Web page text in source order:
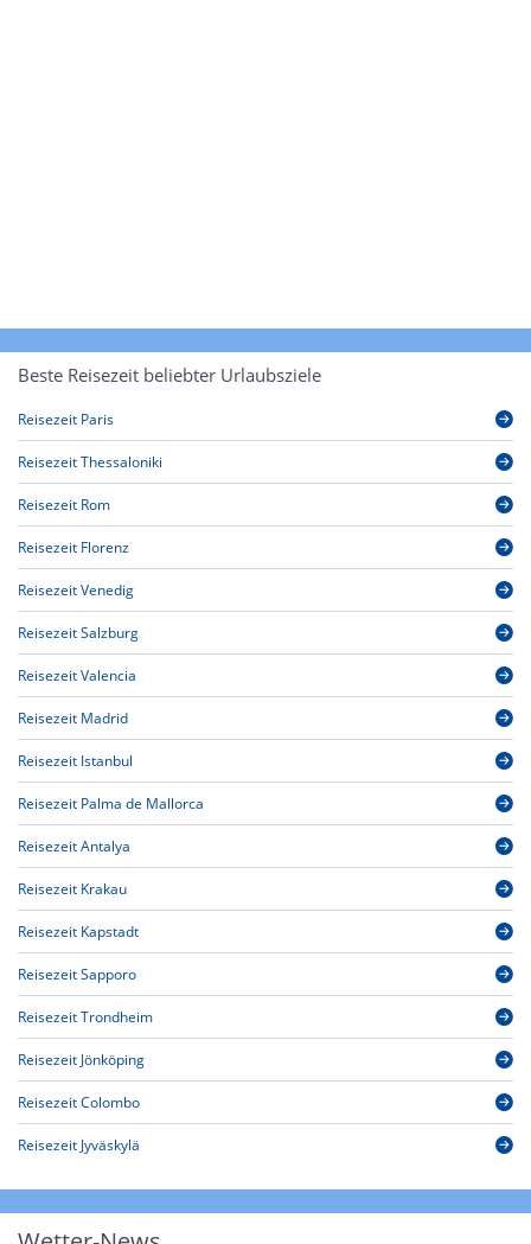
Beste Reisezeit beliebter Urlaubsziele
Reisezeit Paris
Reisezeit Thessaloniki
Reisezeit Rom
Reisezeit Florenz
Reisezeit Venedig
Reisezeit Salzburg
Reisezeit Valencia
Reisezeit Madrid
Reisezeit Istanbul
Reisezeit Palma de Mallorca
Reisezeit Antalya
Reisezeit Krakau
Reisezeit Kapstadt
Reisezeit Sapporo
Reisezeit Trondheim
Reisezeit Jönköping
Reisezeit Colombo
Reisezeit Jyväskylä